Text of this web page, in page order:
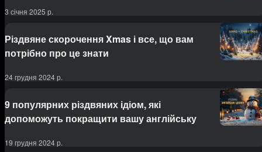
3 січня 2025 р.
Різдвяне скорочення Xmas і все, що вам
потрібно про це знати
24 грудня 2024 р.
9 популярних різдвяних ідіом, які
допоможуть покращити вашу англійську
19 грудня 2024 р.